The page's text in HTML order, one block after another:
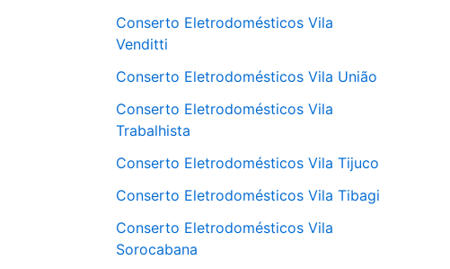
Conserto Eletrodomésticos Vila
Venditti
Conserto Eletrodomésticos Vila União
Conserto Eletrodomésticos Vila
Trabalhista
Conserto Eletrodomésticos Vila Tijuco
Conserto Eletrodomésticos Vila Tibagi
Conserto Eletrodomésticos Vila
Sorocabana